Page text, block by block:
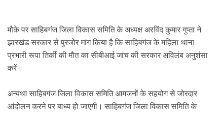
मौके परसाहिबगंज जिलाविकास समिति के अध्यक्ष अरविंद कुमार गुप्ता ने
झारखंड सरकार से पुरजोर मांग किया है कि साहिबगंज के महिला थाना
प्रभारी रूपा तिर्की की मौत का सीबीआई जांच की सरकार अविलंब अनुशंसा
करें।
अन्यथा साहिबगंजजिला विकास समिति आमजनों के सहयोग से जोरदार
आंदोलन करने पर बाध्य हो जाएगी।साहिबगंज जिला विकास समिति के